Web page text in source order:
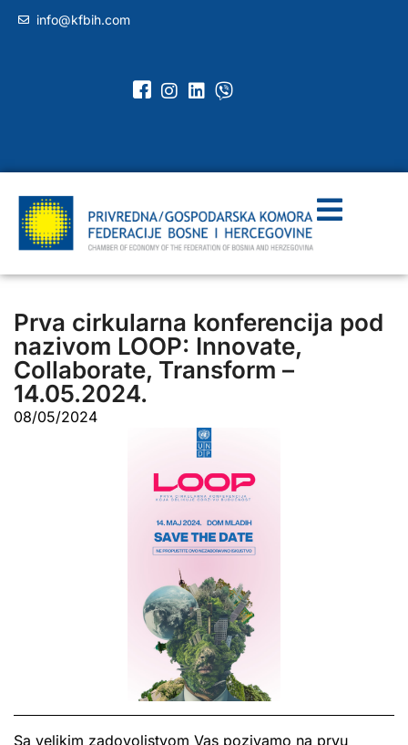
info@kfbih.com
Prva cirkularna konferencija pod
nazivom LOOP: Innovate,
Collaborate, Transform –
14.05.2024.
08/05/2024
Sa velikim zadovoljstvom Vas pozivamo na prvu